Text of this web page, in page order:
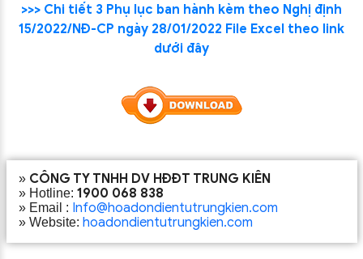
>>> Chi tiết 3 Phụ lục ban hành kèm theo Nghị định
15/2022/NĐ-CP ngày 28/01/2022 File Excel theo link
dưới đây
»CÔNG TY TNHH DV HĐĐT TRUNG KIÊN
» Hotline: 1900 068 838
» Email : Info@hoadondientutrungkien.com
» Website: hoadondientutrungkien.com